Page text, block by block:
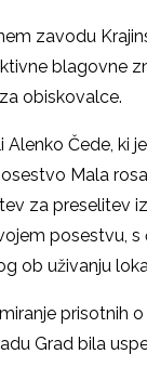
zavodu
blagovne
obiskovalce.
Čede, ki
Mala
za preselitev
posestvu,
ob uživanju
prisotnih
Grad bila